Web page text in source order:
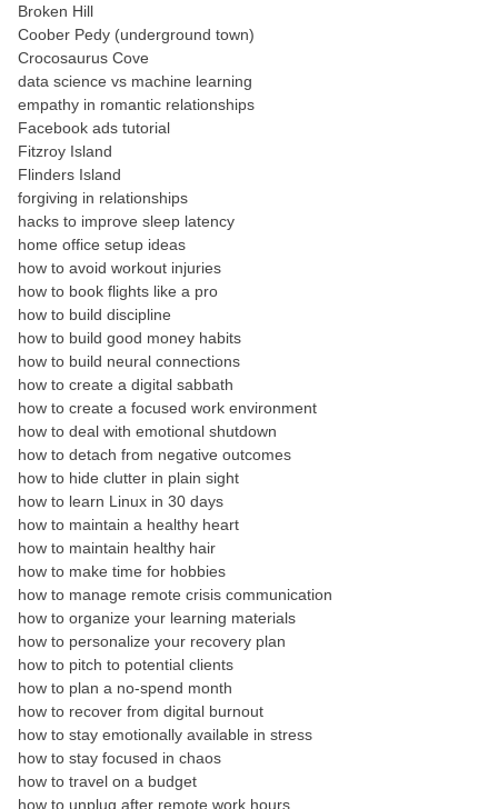
Broken Hill
Coober Pedy (underground town)
Crocosaurus Cove
data science vs machine learning
empathy in romantic relationships
Facebook ads tutorial
Fitzroy Island
Flinders Island
forgiving in relationships
hacks to improve sleep latency
home office setup ideas
how to avoid workout injuries
how to book flights like a pro
how to build discipline
how to build good money habits
how to build neural connections
how to create a digital sabbath
how to create a focused work environment
how to deal with emotional shutdown
how to detach from negative outcomes
how to hide clutter in plain sight
how to learn Linux in 30 days
how to maintain a healthy heart
how to maintain healthy hair
how to make time for hobbies
how to manage remote crisis communication
how to organize your learning materials
how to personalize your recovery plan
how to pitch to potential clients
how to plan a no-spend month
how to recover from digital burnout
how to stay emotionally available in stress
how to stay focused in chaos
how to travel on a budget
how to unplug after remote work hours